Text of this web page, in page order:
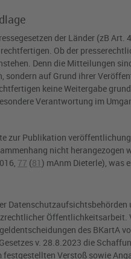
der Länder (zB Art.
Ob der
Denn die Mitteilungen
auf Grund ihrer
keine Weitergabe
Verantwortung im
zur Publikation
nicht herangezogen
77 (81) mAnm Dieterle), was
des BKartA
v. 28.8.2023 die
Verstoß sowie